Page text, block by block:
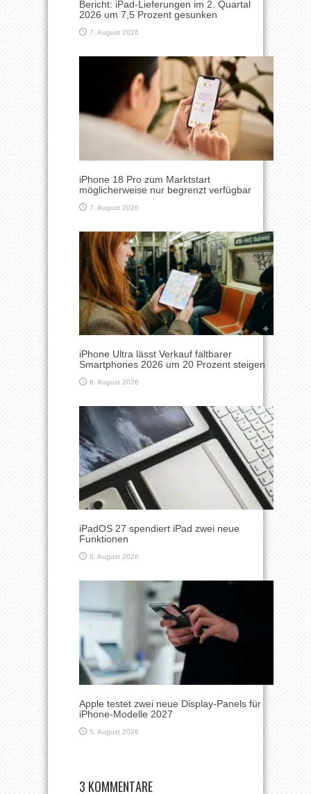
Bericht: iPad-Lieferungen im 2. Quartal
2026 um 7,5 Prozent gesunken
7. August 2026
iPhone 18 Pro zum Marktstart
möglicherweise nur begrenzt verfügbar
7. August 2026
iPhone Ultra lässt Verkauf faltbarer
Smartphones 2026 um 20 Prozent steigen
6. August 2026
iPadOS 27 spendiert iPad zwei neue
Funktionen
6. August 2026
Apple testet zwei neue Display-Panels für
iPhone-Modelle 2027
5. August 2026
3 KOMMENTARE